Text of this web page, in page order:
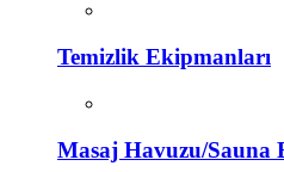
Temizlik Ekipmanları
Masaj Havuzu/Sauna